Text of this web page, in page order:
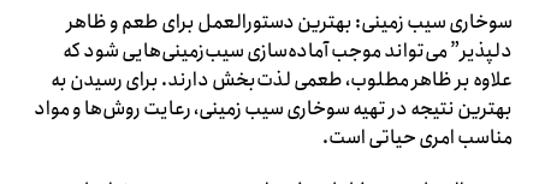
سوخاری سیب زمینی: بهترین دستورالعمل برای طعم و ظاهر
دلپذیر” می‌تواند موجب آماده‌سازی سیب‌زمینی‌هایی شود که
علاوه بر ظاهر مطلوب، طعمی لذت‌بخش دارند. برای رسیدن به
بهترین نتیجه در تهیه سوخاری سیب زمینی، رعایت روش‌ها و مواد
مناسب امری حیاتی است.